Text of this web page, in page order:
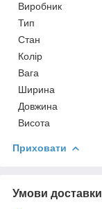
Виробник
Тип
Стан
Колір
Вага
Ширина
Довжина
Висота
Приховати
Умови доставки